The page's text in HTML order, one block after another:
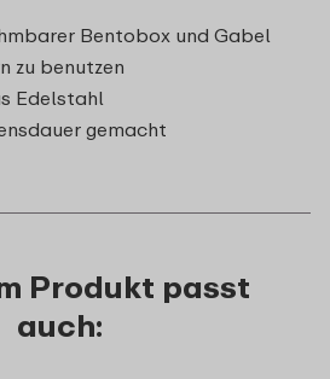
Bentobox und Gabel
zu benutzen
Edelstahl
gemacht
Produkt passt
auch: